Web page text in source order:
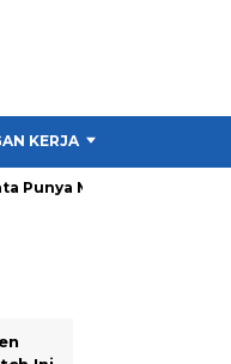
KERJA
Misi Besar untuk